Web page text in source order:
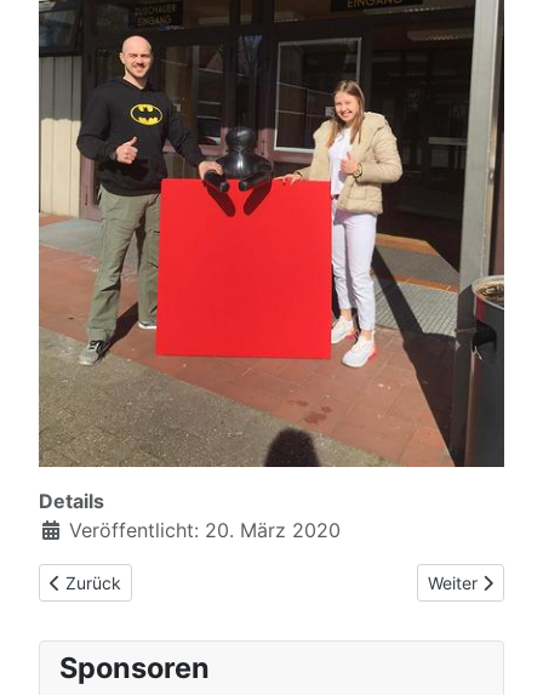
Details
Veröffentlicht: 20. März 2020
Vorheriger Beitrag: Marc Odenthal ist Athletensprecher
Zurück Nächster
Weiter
Sponsoren